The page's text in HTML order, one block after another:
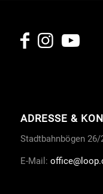
ADRESSE &
Stadtbahnbögen 26/
E-Mail: office